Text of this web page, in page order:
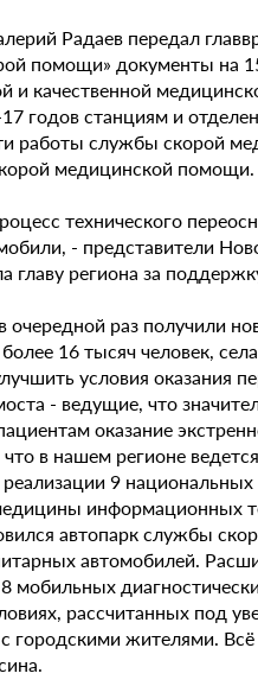
Радаев передал
помощи» документы на
и качественной
годов станциям и
работы службы скорой
медицинской помощи.
технического
- представители
главу региона за
очередной раз получили
16 тысяч человек,
условия
- ведущие, что
оказание
что в нашем регионе
реализации 9
информационных
автопарк службы
автомобилей.
мобильных
рассчитанных под
городскими жителями.